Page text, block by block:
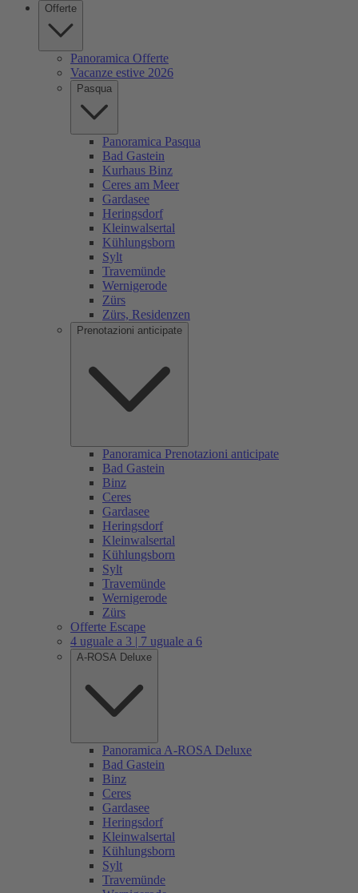
Offerte
Panoramica Offerte
Vacanze estive 2026
Pasqua
Panoramica Pasqua
Bad Gastein
Kurhaus Binz
Ceres am Meer
Gardasee
Heringsdorf
Kleinwalsertal
Kühlungsborn
Sylt
Travemünde
Wernigerode
Zürs
Zürs, Residenzen
Prenotazioni anticipate
Panoramica Prenotazioni anticipate
Bad Gastein
Binz
Ceres
Gardasee
Heringsdorf
Kleinwalsertal
Kühlungsborn
Sylt
Travemünde
Wernigerode
Zürs
Offerte Escape
4 uguale a 3 | 7 uguale a 6
A-ROSA Deluxe
Panoramica A-ROSA Deluxe
Bad Gastein
Binz
Ceres
Gardasee
Heringsdorf
Kleinwalsertal
Kühlungsborn
Sylt
Travemünde